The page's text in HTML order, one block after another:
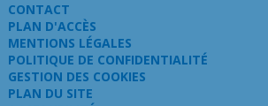
CONTACT
PLAN D'ACCÈS
MENTIONS LÉGALES
POLITIQUE DE CONFIDENTIALITÉ
GESTION DES COOKIES
PLAN DU SITE